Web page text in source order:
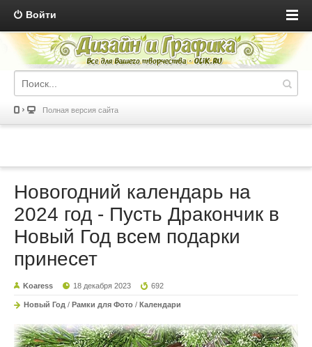
Войти
Полная версия сайта
Новогодний календарь на
2024 год - Пусть Дракончик в
Новый Год всем подарки
принесет
Koaress 18 декабря 2023 692
Новый Год / Рамки для Фото / Календари